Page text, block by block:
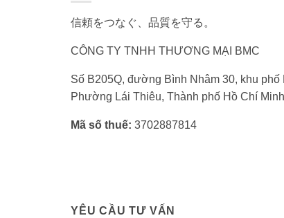
信頼をつなぐ、品質を守る。
CÔNG TY TNHH THƯƠNG MẠI BMC
Số B205Q, đường Bình Nhâm 30, khu phố
Phường Lái Thiêu, Thành phố Hồ Chí
Mã số thuế: 3702887814
YÊU CẦU TƯ VẤN